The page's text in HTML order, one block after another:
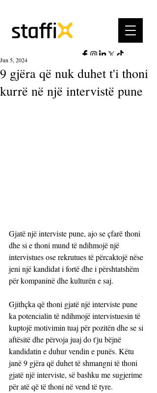
9 gjëra që nuk duhet t'i thoni
kurrë në një intervistë pune
Jun 5, 2024
Gjatë një interviste pune, ajo se çfarë thoni
dhe si e thoni mund të ndihmojë një
intervistues ose rekrutues të përcaktojë nëse
jeni një kandidat i fortë dhe i përshtatshëm
për kompaninë dhe kulturën e saj.
Gjithçka që thoni gjatë një interviste pune
ka potencialin të ndihmojë intervistuesin të
kuptojë motivimin tuaj për pozitën dhe se si
aftësitë dhe përvoja juaj do t'ju bëjnë
kandidatin e duhur vendin e punës. Këtu
janë 9 gjëra që duhet të shmangni të thoni
gjatë një interviste, së bashku me sugjerime
për atë që të thoni në vend të tyre.